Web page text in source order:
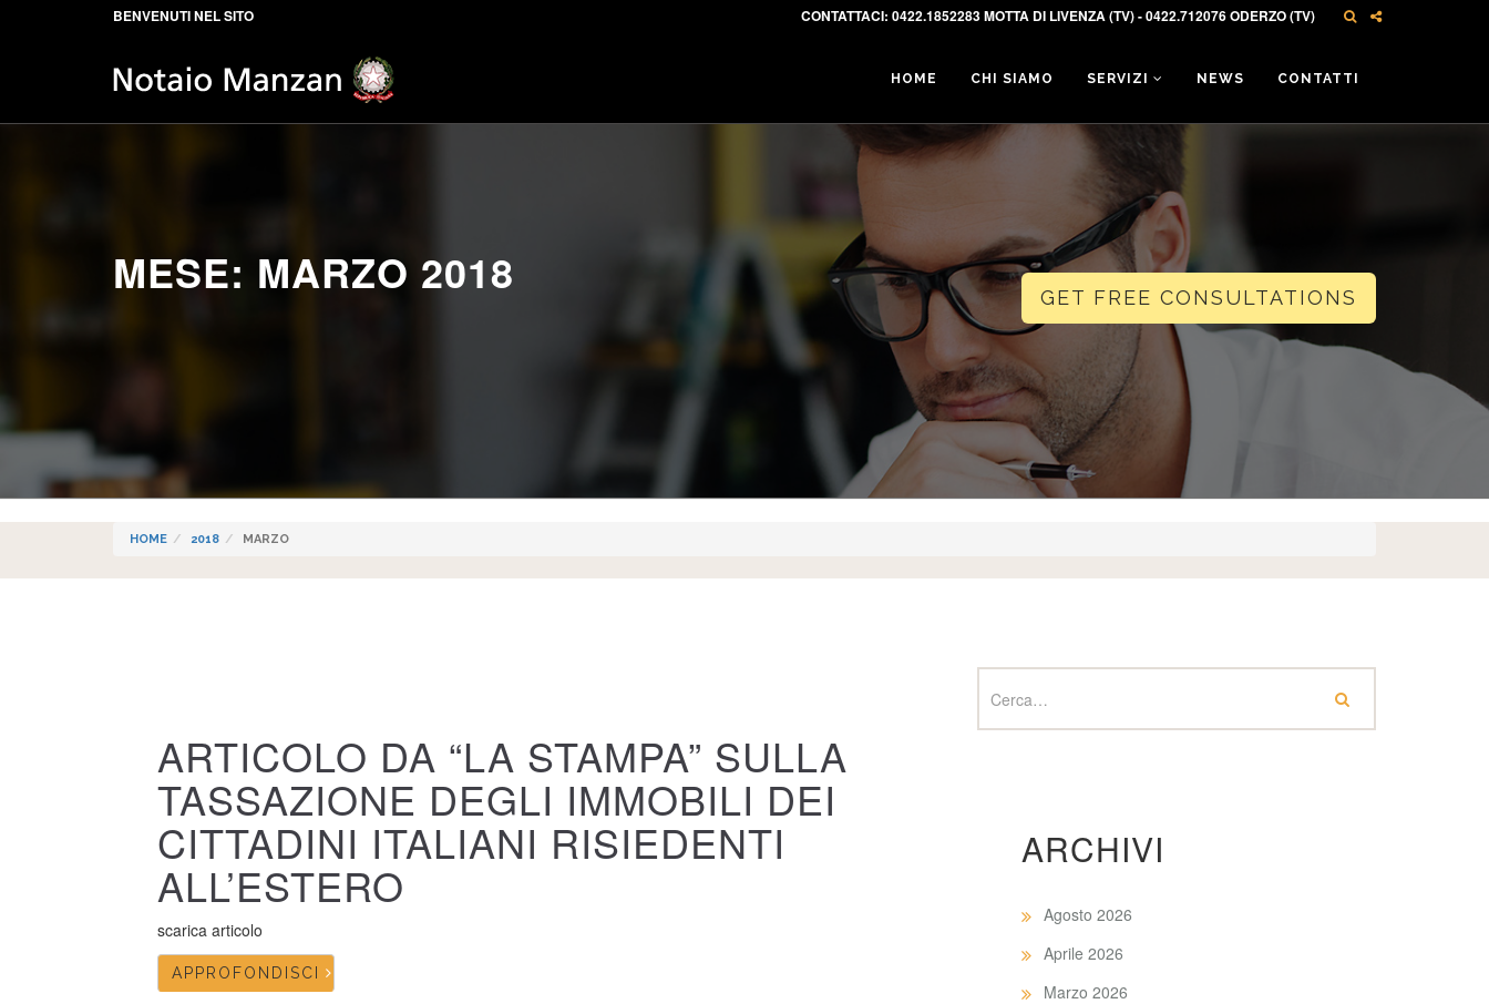
BENVENUTI NEL SITO CONTATTACI: 0422.1852283 MOTTA DI LIVENZA (TV) - 0422.712076 ODERZO (TV)
HOME CHI SIAMO SERVIZI NEWS CONTATTI
MESE: MARZO 2018 GET FREE CONSULTATIONS
HOME 2018 MARZO
ARTICOLO DA “LA STAMPA” SULLA
TASSAZIONE DEGLI IMMOBILI DEI
CITTADINI ITALIANI RISIEDENTI
ALL’ESTERO
scarica articolo
APPROFONDISCI
ARCHIVI
Agosto 2026
Aprile 2026
Marzo 2026